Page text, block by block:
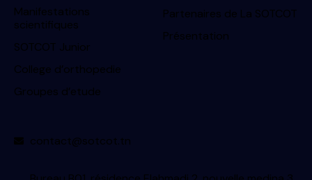
Manifestations
scientifiques
SOTCOT Junior
College d’orthopedie
Groupes d’etude
Partenaires de La SOTCOT
Présentation
contact@sotcot.tn